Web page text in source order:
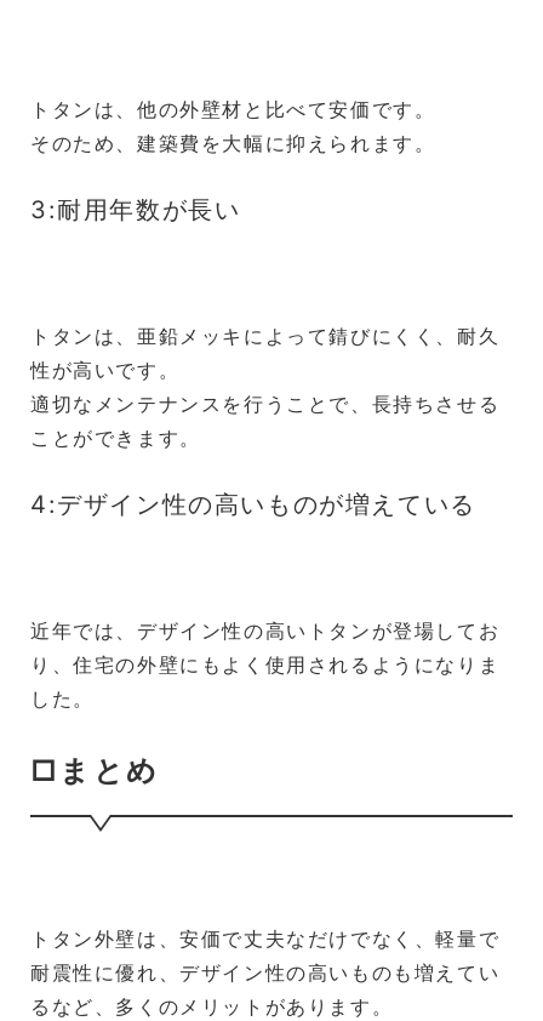
トタンは、他の外壁材と比べて安価です。
そのため、建築費を大幅に抑えられます。
3:耐用年数が長い
トタンは、亜鉛メッキによって錆びにくく、耐久
性が高いです。
適切なメンテナンスを行うことで、長持ちさせる
ことができます。
4:デザイン性の高いものが増えている
近年では、デザイン性の高いトタンが登場してお
り、住宅の外壁にもよく使用されるようになりま
した。
□まとめ
トタン外壁は、安価で丈夫なだけでなく、軽量で
耐震性に優れ、デザイン性の高いものも増えてい
るなど、多くのメリットがあります。